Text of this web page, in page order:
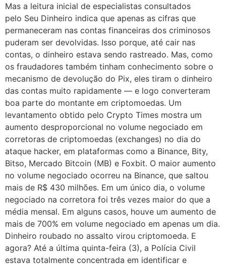
Mas a leitura inicial de especialistas consultados
pelo Seu Dinheiro indica que apenas as cifras que
permaneceram nas contas financeiras dos criminosos
puderam ser devolvidas. Isso porque, até cair nas
contas, o dinheiro estava sendo rastreado. Mas, como
os fraudadores também tinham conhecimento sobre o
mecanismo de devolução do Pix, eles tiram o dinheiro
das contas muito rapidamente — e logo converteram
boa parte do montante em criptomoedas. Um
levantamento obtido pelo Crypto Times mostra um
aumento desproporcional no volume negociado em
corretoras de criptomoedas (exchanges) no dia do
ataque hacker, em plataformas como a Binance, Bity,
Bitso, Mercado Bitcoin (MB) e Foxbit. O maior aumento
no volume negociado ocorreu na Binance, que saltou
mais de R$ 430 milhões. Em um único dia, o volume
negociado na corretora foi três vezes maior do que a
média mensal. Em alguns casos, houve um aumento de
mais de 700% em volume negociado em apenas um dia.
Dinheiro roubado no assalto virou criptomoeda. E
agora? Até a última quinta-feira (3), a Polícia Civil
estava totalmente concentrada em identificar e